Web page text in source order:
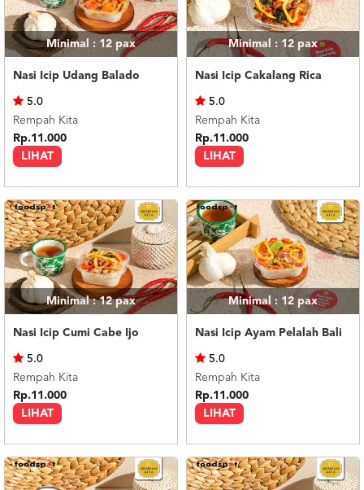
Minimal : 12 pax
Nasi Icip Udang Balado
LIHAT
5.0
Rempah Kita
Rp.11.000
Minimal : 12 pax
Nasi Icip Cakalang Rica
LIHAT
5.0
Rempah Kita
Rp.11.000
Minimal : 12pax
Nasi Icip Cumi Cabe Ijo
LIHAT
5.0
Rempah Kita
Rp.11.000
Minimal : 12 pax
Nasi Icip Ayam Pelalah Bali
LIHAT
5.0
Rempah Kita
Rp.11.000